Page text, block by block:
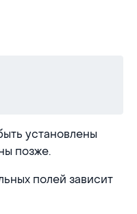
установлены
позже.
полей зависит